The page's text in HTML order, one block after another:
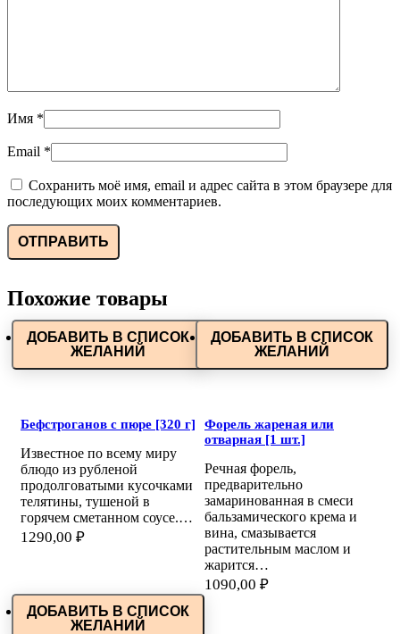
Имя *
Email *
Сохранить моё имя, email и адрес сайта в этом браузере для
последующих моих комментариев.
Похожие товары
ДОБАВИТЬ В СПИСОК
ЖЕЛАНИЙ
Бефстроганов с пюре [320 г]
Известное по всему миру
блюдо из рубленой
продолговатыми кусочками
телятины, тушеной в
горячем сметанном соусе.…
1290,00 ₽
ДОБАВИТЬ В СПИСОК
ЖЕЛАНИЙ
Форель жареная или
отварная [1 шт.]
Речная форель,
предварительно
замаринованная в смеси
бальзамического крема и
вина, смазывается
растительным маслом и
жарится…
1090,00 ₽
ДОБАВИТЬ В СПИСОК
ЖЕЛАНИЙ